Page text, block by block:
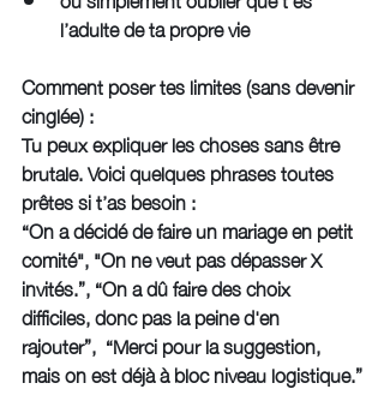
l’adulte de ta propre vie
Comment poser tes limites (sans devenir
cinglée) :
Tu peux expliquer les choses sans être
brutale. Voici quelques phrases toutes
prêtes si t’as besoin :
“On a décidé de faire un mariage en petit
comité", "On ne veut pas dépasser X
invités.”, “On a dû faire des choix
difficiles, donc pas la peine d'en
rajouter”,  “Merci pour la suggestion,
mais on est déjà à bloc niveau logistique.”